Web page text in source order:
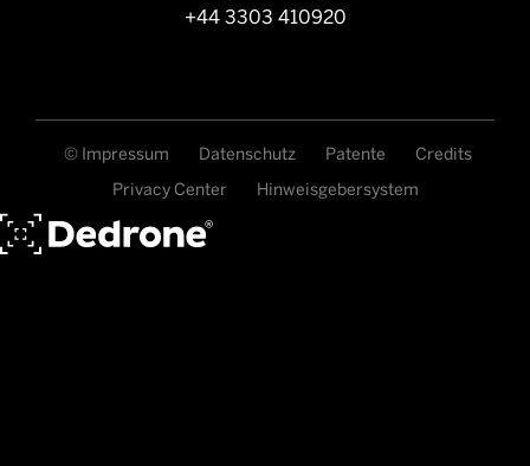
+44 3303 410920
© Impressum Datenschutz Patente
Credits
Privacy Center
Hinweisgebersystem